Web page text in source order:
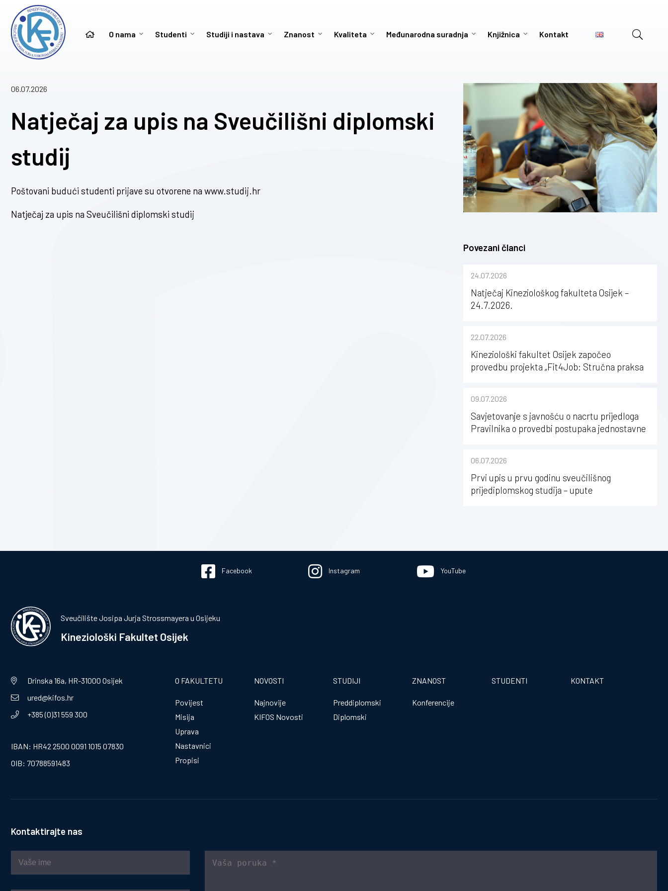
O nama Studenti Studiji i nastava Znanost Kvaliteta Međunarodna suradnja Knjižnica Kontakt
06.07.2026
Natječaj za upis na Sveučilišni diplomski
studij
Poštovani budući studenti prijave su otvorene na www.studij.hr
Natječaj za upis na Sveučilišni diplomski studij
Povezani članci
24.07.2026
Natječaj Kineziološkog fakulteta Osijek –
24.7.2026.
22.07.2026
Kineziološki fakultet Osijek započeo
provedbu projekta „Fit4Job: Stručna praksa
09.07.2026
Savjetovanje s javnošću o nacrtu prijedloga
Pravilnika o provedbi postupaka jednostavne
Strossmayera u Osijeku
06.07.2026
Prvi upis u prvu godinu sveučilišnog
prijediplomskog studija – upute
Facebook Instagram YouTube
Sveučilište Josipa Jurja Strossmayera u Osijeku
Kineziološki Fakultet Osijek
Drinska 16a, HR-31000 Osijek
ured@kifos.hr
+385 (0)31 559 300
IBAN: HR42 2500 0091 1015 07830
OIB: 70788591483
O FAKULTETU
Povijest
Misija
Uprava
Nastavnici
Propisi
NOVOSTI
Najnovije
KIFOS Novosti
STUDIJI
Preddiplomski
Diplomski
ZNANOST
Konferencije
STUDENTI KONTAKT
Kontaktirajte nas